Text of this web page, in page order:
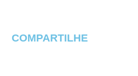
COMPARTILHE